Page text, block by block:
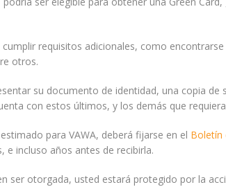
requisitos adicionales, como
otros.
su documento de identidad, una copia
con estos últimos, y los demás que requiera
para VAWA, deberá fijarse en el Boletín
e incluso años antes de recibirla.
ser otorgada, usted estará protegido por la